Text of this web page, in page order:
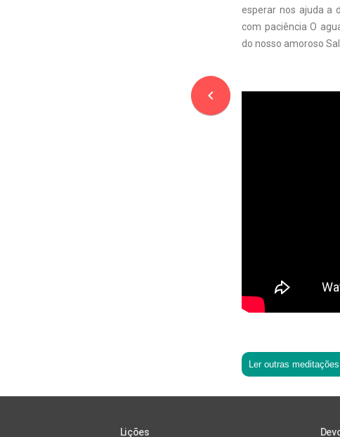
navigate_before
esperar nos ajuda a
com paciência O
do nosso amoroso
Ler outras
Lições